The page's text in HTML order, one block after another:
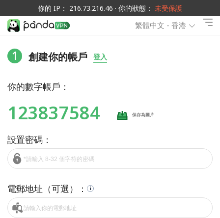
你的 IP： 216.73.216.46 · 你的狀態： 未受保護
繁體中文 - 香港
1 創建你的帳戶 登入
你的數字帳戶：
123837584 保存為圖片
設置密碼：
電郵地址（可選）： i